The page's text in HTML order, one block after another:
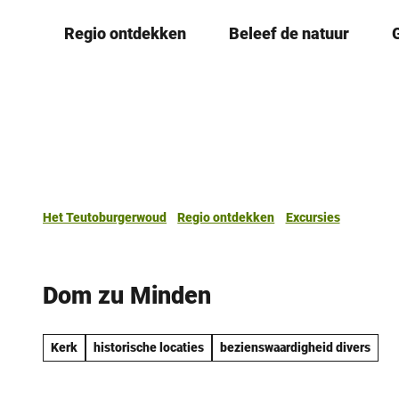
Regio ontdekken Beleef de natuur
Het Teutoburgerwoud Regio ontdekken
Excursies
Dom zu Minden
Kerk historische locaties bezienswaardigheid divers